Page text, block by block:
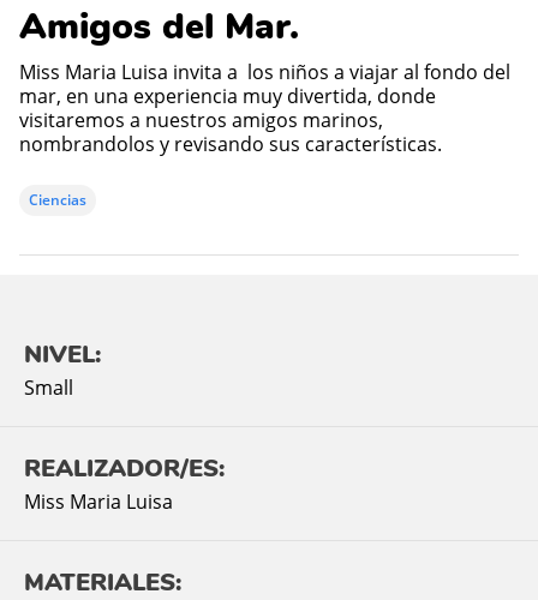
Amigos del Mar.
Miss Maria Luisa invita a los niños a viajar al fondo del
mar, en una experiencia muy divertida, donde
visitaremos a nuestros amigos marinos,
nombrandolos y revisando sus características.
Ciencias
NIVEL:
Small
REALIZADOR/ES:
Miss Maria Luisa
MATERIALES: